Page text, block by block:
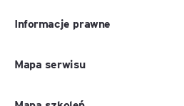
Informacje prawne
Mapa serwisu